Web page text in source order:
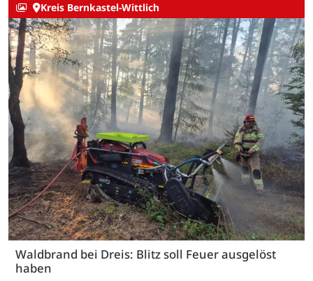
Kreis Bernkastel-Wittlich
Waldbrand bei Dreis: Blitz soll Feuer ausgelöst
haben